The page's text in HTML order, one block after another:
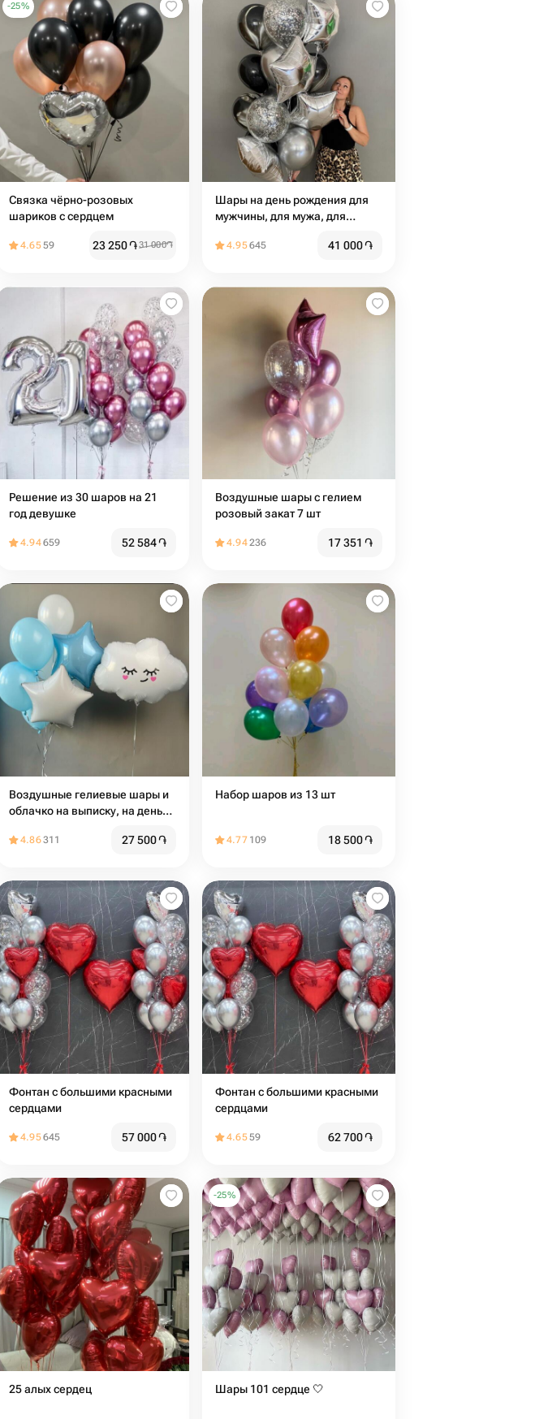
-25%
Связка чёрно-розовых
шариков с сердцем ️
4.6559 23 250֏31 000֏
Шары на день рождения для
мужчины, для мужа, для
девушки из чёрных и
4.95645 41 000֏
Решение из 30 шаров на 21
год девушке
4.94659 52 584֏
Воздушные шары с гелием
розовый закат 7 шт
4.94236 17 351 ֏
Воздушные гелиевые шары и
облачко на выписку, на день
4.86311 27 500֏
Набор шаров из 13 шт
4.77 109 18 500֏
Фонтан с большими красными
сердцами
4.95645 57 000֏
Фонтан с большими красными
сердцами
4.6559 62 700֏
25 алых сердец
-25%
Шары 101 сердце 🤍